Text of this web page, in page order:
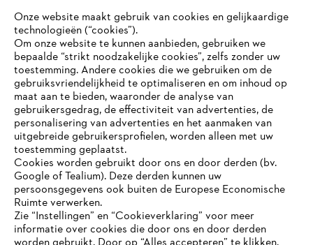
Productaccessoires
JE BROWSER WORDT NIET
Onze website maakt gebruik van cookies en gelijkaardige
technologieën (“cookies”).
Om onze website te kunnen aanbieden, gebruiken we
bepaalde “strikt noodzakelijke cookies”, zelfs zonder uw
toestemming. Andere cookies die we gebruiken om de
gebruiksvriendelijkheid te optimaliseren en om inhoud op
maat aan te bieden, waaronder de analyse van
gebruikersgedrag, de effectiviteit van advertenties, de
personalisering van advertenties en het aanmaken van
uitgebreide gebruikersprofielen, worden alleen met uw
toestemming geplaatst.
Cookies worden gebruikt door ons en door derden (bv.
Google of Tealium). Deze derden kunnen uw
persoonsgegevens ook buiten de Europese Economische
Ruimte verwerken.
Zie “Instellingen” en “Cookieverklaring” voor meer
informatie over cookies die door ons en door derden